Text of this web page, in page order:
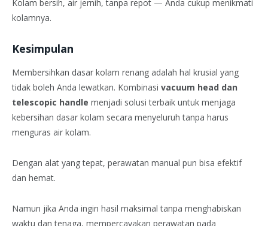
Kolam bersih, air jernih, tanpa repot — Anda cukup menikmati
kolamnya.
Kesimpulan
Membersihkan dasar kolam renang adalah hal krusial yang
tidak boleh Anda lewatkan. Kombinasi vacuum head dan
telescopic handle menjadi solusi terbaik untuk menjaga
kebersihan dasar kolam secara menyeluruh tanpa harus
menguras air kolam.
Dengan alat yang tepat, perawatan manual pun bisa efektif
dan hemat.
Namun jika Anda ingin hasil maksimal tanpa menghabiskan
waktu dan tenaga, mempercayakan perawatan pada